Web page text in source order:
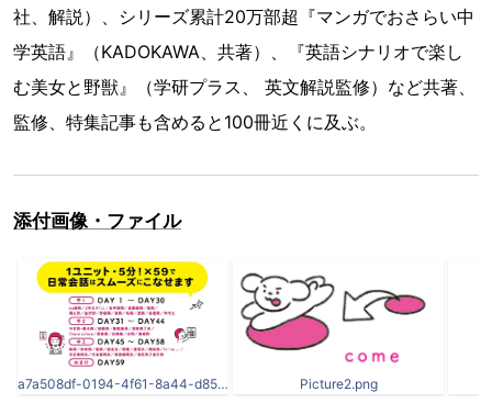
社、解説）、シリーズ累計20万部超『マンガでおさらい中
学英語』（KADOKAWA、共著）、『英語シナリオで楽し
む美女と野獣』（学研プラス、 英文解説監修）など共著、
監修、特集記事も含めると100冊近くに及ぶ。
添付画像・ファイル
a7a508df-0194-4f61-8a44-d856aeeee060.__CR0,0,970,600_PT0_SX970_V1___.jpg Picture2.png